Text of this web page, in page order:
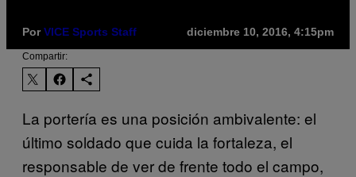
PorVICE Sports Staff diciembre 10, 2016, 4:15pm
Compartir:
La portería es una posición ambivalente: el
último soldado que cuida la fortaleza, el
responsable de ver de frente todo el campo,